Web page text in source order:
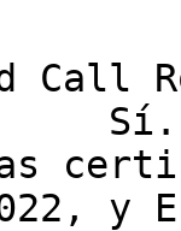
Sí.
y